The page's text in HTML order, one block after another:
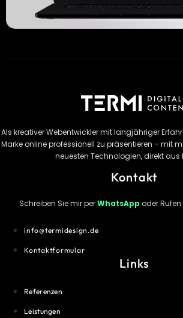
Als kreativer Webentwickler mit langjähriger
Marke online professionell zu präsentieren – mit
neuesten Technologien, direkt aus
Kontakt
Schreiben Sie mir perWhatsApp oder
info@termidesign.de
Kontaktformular
Links
Referenzen
Leistungen